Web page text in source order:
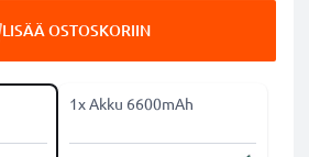
LISÄÄ OSTOSKORIIN
1x Akku 6600mAh